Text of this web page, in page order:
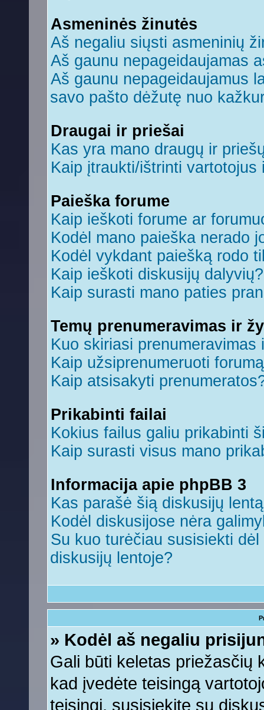
Asmeninės žinutės
Aš negaliu siųsti asmeninių
Aš gaunu nepageidaujamas
Aš gaunu nepageidaujamus
savo pašto dėžutę nuo
Draugai ir priešai
Kas yra mano draugų ir
Kaip įtraukti/ištrinti
Paieška forume
Kaip ieškoti forume ar
Kodėl mano paieška nerado
Kodėl vykdant paiešką rodo
Kaip ieškoti diskusijų dalyvių?
Kaip surasti mano paties
Temų prenumeravimas ir
Kuo skiriasi prenumeravimas
Kaip užsiprenumeruoti
Kaip atsisakyti
Prikabinti failai
Kokius failus galiu prikabinti
Kaip surasti visus mano
Informacija apie phpBB 3
Kas parašė šią diskusijų
Kodėl diskusijose nėra
Su kuo turėčiau susisiekti
diskusijų lentoje?
» Kodėl aš negaliu
Gali būti keletas priežasčių
kad įvedėte teisingą
teisingi, susisiekite su